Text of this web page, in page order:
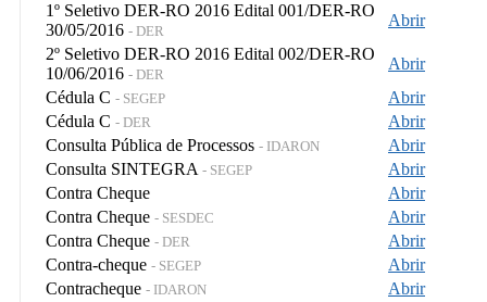
1º Seletivo DER-RO 2016 Edital 001/DER-RO
30/05/2016 - DER
Abrir
2º Seletivo DER-RO 2016 Edital 002/DER-RO
10/06/2016 - DER
Abrir
Cédula C - SEGEP
Abrir
Cédula C - DER
Abrir
Consulta Pública de Processos - IDARON
Abrir
Consulta SINTEGRA - SEGEP
Abrir
Contra Cheque
Abrir
Contra Cheque - SESDEC
Abrir
Contra Cheque - DER
Abrir
Contra-cheque - SEGEP
Abrir
Contracheque - IDARON
Abrir